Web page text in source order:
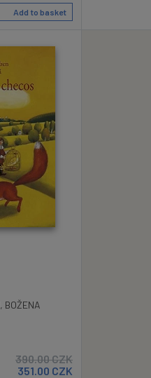
Add to basket
, BOŽENA
390.00CZK
351.00 CZK